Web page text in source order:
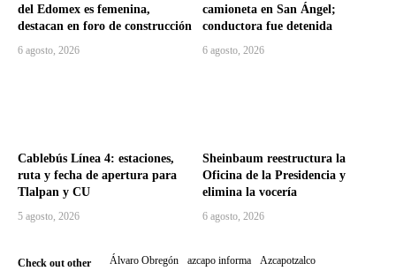
del Edomex es femenina,
destacan en foro de construcción
6 agosto, 2026
camioneta en San Ángel;
conductora fue detenida
6 agosto, 2026
Cablebús Línea 4: estaciones,
ruta y fecha de apertura para
Tlalpan y CU
5 agosto, 2026
Sheinbaum reestructura la
Oficina de la Presidencia y
elimina la vocería
6 agosto, 2026
Check out other
Álvaro Obregón azcapo informa Azcapotzalco